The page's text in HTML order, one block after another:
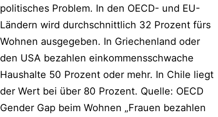
politisches Problem. In den OECD- und EU-
Ländern wird durchschnittlich 32 Prozent fürs
Wohnen ausgegeben. In Griechenland oder
den USA bezahlen einkommensschwache
Haushalte 50 Prozent oder mehr. In Chile liegt
der Wert bei über 80 Prozent. Quelle: OECD
Gender Gap beim Wohnen „Frauen bezahlen